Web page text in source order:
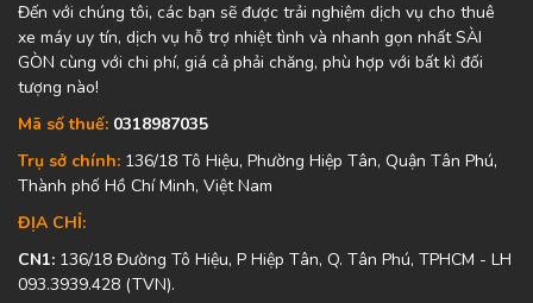
Đến với chúng tôi, các bạn sẽ được trải nghiệm dịch vụ cho thuê
xe máy uy tín, dịch vụ hỗ trợ nhiệt tình và nhanh gọn nhất SÀI
GÒN cùng với chi phí, giá cả phải chăng, phù hợp với bất kì đối
tượng nào!
Mã số thuế: 0318987035
Trụ sở chính: 136/18 Tô Hiệu, Phường Hiệp Tân, Quận Tân Phú,
Thành phố Hồ Chí Minh, Việt Nam
ĐỊA CHỈ:
CN1: 136/18 Đường Tô Hiệu, P Hiệp Tân, Q. Tân Phú, TPHCM - LH
093.3939.428 (TVN).